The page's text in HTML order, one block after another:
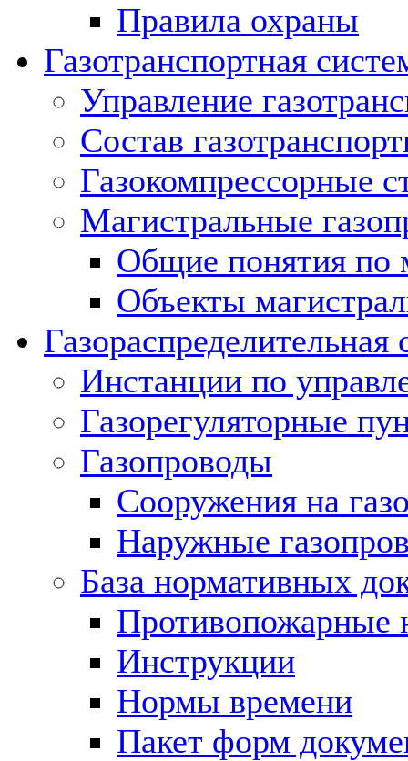
Правила охраны
Газотранспортная
Управление
Состав
Газокомпрессорные
Магистральные
Общие понятия по
Объекты
Газораспределительная
Инстанции по
Газорегуляторные
Газопроводы
Сооружения на
Наружные
База нормативных
Противопожарные
Инструкции
Нормы времени
Пакет форм